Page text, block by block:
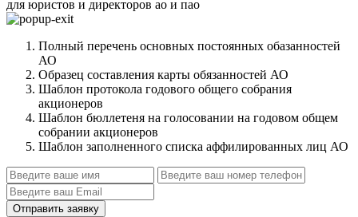
для юристов и директоров ао и пао
Полный перечень основных постоянных обазанностей
АО
Образец составления карты обязанностей АО
Шаблон протокола годового общего собрания
акционеров
Шаблон бюллетеня на голосовании на годовом общем
собрании акционеров
Шаблон заполненного списка аффилированных лиц АО
Отправить заявку